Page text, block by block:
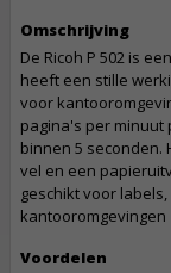
Omschrijving
De Ricoh P 502 is
heeft een stille
voor
pagina's per
binnen 5
vel en een
geschikt voor
kantooromgevingen
Voordelen